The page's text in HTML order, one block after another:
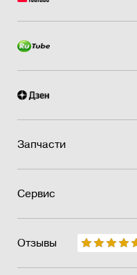
Запчасти
Сервис
Отзывы